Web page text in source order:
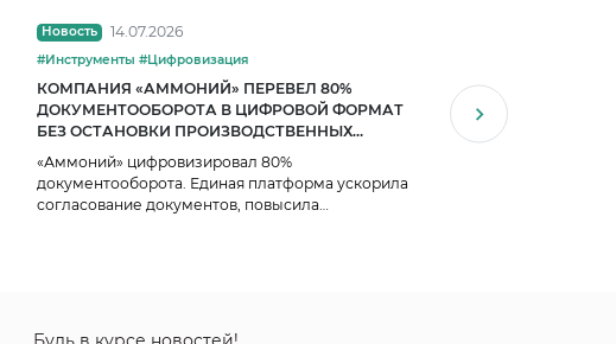
Новость 14.07.2026
#Инструменты #Цифровизация
КОМПАНИЯ «АММОНИЙ» ПЕРЕВЕЛ 80%
ДОКУМЕНТООБОРОТА В ЦИФРОВОЙ ФОРМАТ
БЕЗ ОСТАНОВКИ ПРОИЗВОДСТВЕННЫХ
ПРОЦЕССОВ
«Аммоний» цифровизировал 80%
документооборота. Единая платформа ускорила
согласование документов, повысила
ЕВРАЗ ПОЛУЧИЛ
ЦИФРОВИЗАЦИИ